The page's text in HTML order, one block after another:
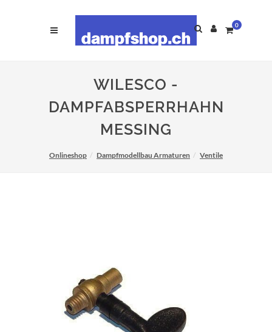
0
WILESCO -
DAMPFABSPERRHAHN
MESSING
Onlineshop Dampfmodellbau Armaturen Ventile